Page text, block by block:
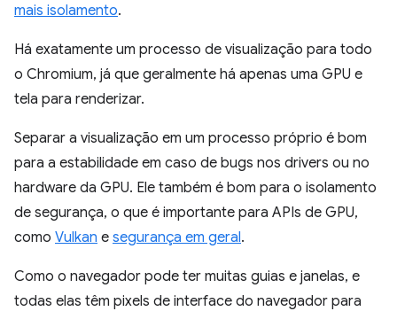
mais isolamento.
Há exatamente um processo de visualização para todo
o Chromium, já que geralmente há apenas uma GPU e
tela para renderizar.
Separar a visualização em um processo próprio é bom
para a estabilidade em caso de bugs nos drivers ou no
hardware da GPU. Ele também é bom para o isolamento
de segurança, o que é importante para APIs de GPU,
como Vulkan e segurança em geral.
Como o navegador pode ter muitas guias e janelas, e
todas elas têm pixels de interface do navegador para